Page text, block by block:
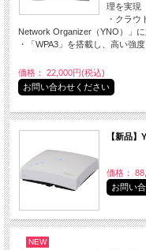
理を実現
・クラウ
Network Organizer（YNO）」
・「WPA3」を搭載し、高い強
価格： 22,000円(税込)
お問い合わせください
【新品
価格：
お問い
NEW